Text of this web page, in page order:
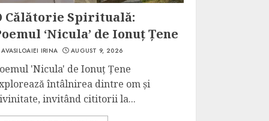
Călătorie Spirituală:
‘Nicula’ de Ionuț Țene
AVASILOAIEI IRINA AUGUST 9, 2026
'Nicula' de Ionuț Țene
întâlnirea dintre om și
invitând cititorii la...